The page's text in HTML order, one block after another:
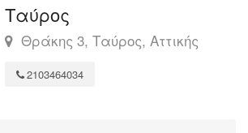
Ταύρος
Θράκης 3, Ταύρος, Αττικής
2103464034